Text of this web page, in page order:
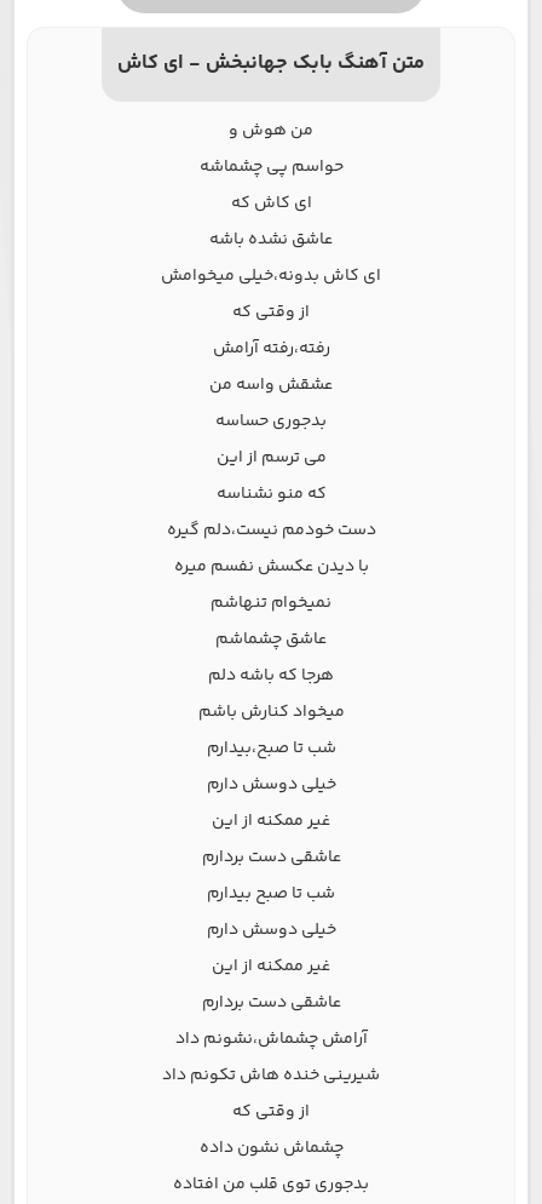
متن آهنگ بابک جهانبخش - ای کاش
من هوش و
حواسم پی چشماشه
ای کاش که
عاشق نشده باشه
ای کاش بدونه،خیلی میخوامش
از وقتی که
رفته،رفته آرامش
عشقش واسه من
بدجوری حساسه
می ترسم از این
که منو نشناسه
دست خودمم نیست،دلم گیره
با دیدن عکسش نفسم میره
نمیخوام تنهاشم
عاشق چشماشم
هرجا که باشه دلم
میخواد کنارش باشم
شب تا صبح،بیدارم
خیلی دوسش دارم
غیر ممکنه از این
عاشقی دست بردارم
شب تا صبح بیدارم
خیلی دوسش دارم
غیر ممکنه از این
عاشقی دست بردارم
آرامش چشماش،نشونم داد
شیرینی خنده هاش تکونم داد
از وقتی که
چشماش نشون داده
بدجوری توی قلب من افتاده